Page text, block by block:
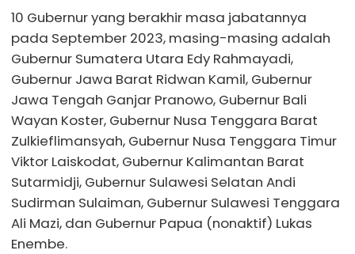
10 Gubernur yang berakhir masa jabatannya
pada September 2023, masing-masing adalah
Gubernur Sumatera Utara Edy Rahmayadi,
Gubernur Jawa Barat Ridwan Kamil, Gubernur
Jawa Tengah Ganjar Pranowo, Gubernur Bali
Wayan Koster, Gubernur Nusa Tenggara Barat
Zulkieflimansyah, Gubernur Nusa Tenggara Timur
Viktor Laiskodat, Gubernur Kalimantan Barat
Sutarmidji, Gubernur Sulawesi Selatan Andi
Sudirman Sulaiman, Gubernur Sulawesi Tenggara
Ali Mazi, dan Gubernur Papua (nonaktif) Lukas
Enembe.